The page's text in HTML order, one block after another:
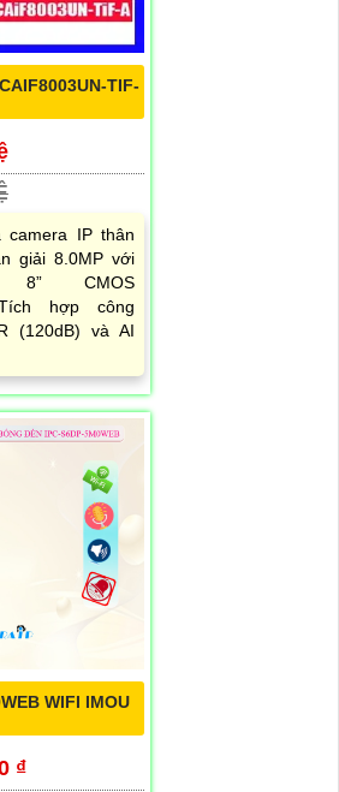
TIF-
camera IP thân
giải 8.0MP với
CMOS
Tích hợp công
(120dB) và AI
WIFI IMOU
₫